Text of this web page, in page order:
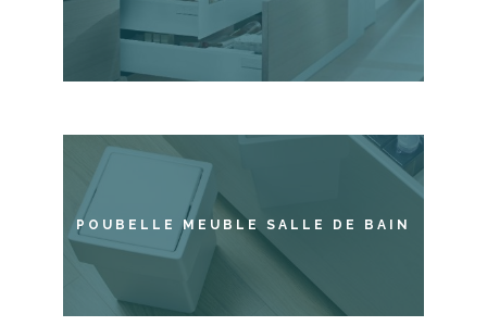
POUBELLE MEUBLE SALLE DE BAIN